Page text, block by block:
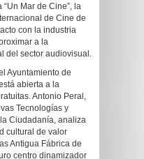
Mar de Cine”, la
de Cine de
con la industria
a la
del sector audiovisual.
Ayuntamiento de
abierta a la
Antonio Peral,
Tecnologías y
Ciudadanía, analiza
cultural de valor
Antigua Fábrica de
centro dinamizador